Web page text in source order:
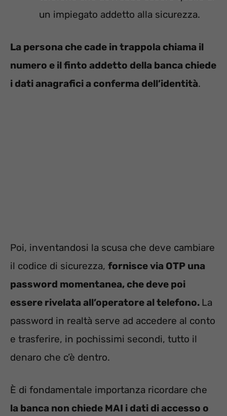
un impiegato addetto alla sicurezza.
La persona che cade in trappola chiama il
numero e il finto addetto della banca chiede
i dati anagrafici a conferma dell’identità.
Poi, inventandosi la scusa che deve cambiare
il codice di sicurezza, fornisce via OTP una
password momentanea, che deve poi
essere rivelata all’operatore al telefono. La
password in realtà serve ad accedere al conto
e trasferire, in pochissimi secondi, tutto il
denaro che c’è dentro.
È di fondamentale importanza ricordare che
la banca non chiede MAI i dati di accesso o